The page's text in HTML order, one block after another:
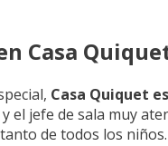
Casa
Casa Quiquet
el jefe de sala muy
de todos los